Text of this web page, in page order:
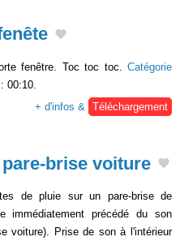
fenêtre. Toc toc toc. Catégorie
: 00:10.
+ d'infos &
Téléchargement
brise voiture
de pluie sur un pare-brise de
immédiatement précédé du son
voiture). Prise de son à l'intérieur